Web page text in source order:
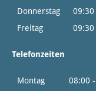
Donnerstag
Freitag
Telefonzeiten
Montag 08:00